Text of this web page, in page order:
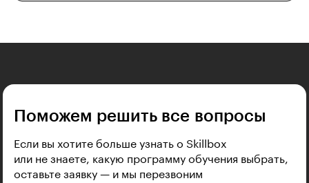
Поможем решить все вопросы
Если вы хотите больше узнать о Skillbox
или не знаете, какую программу обучения выбрать,
оставьте заявку — и мы перезвоним